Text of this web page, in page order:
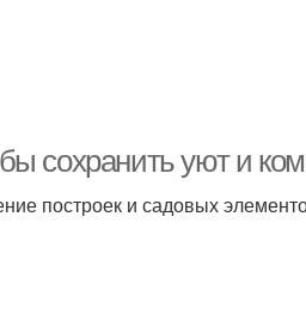
сохранить уют и
построек и садовых